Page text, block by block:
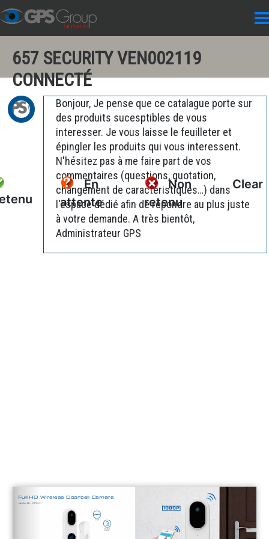
657 SECURITY VEN002119
CONNECTÉ
En
attente
Non
retenu
Clear
Bonjour, Je pense que ce catalague porte sur
des produits sucesptibles de vous
interesser. Je vous laisse le feuilleter et
épingler les produits qui vous interessent.
N'hésitez pas à me faire part de vos
commentaires (questions, quotation,
changement de caractéristiques…) dans
l'espace dédié afin de répondre au plus juste
à votre demande. A très bientôt,
Administrateur GPS